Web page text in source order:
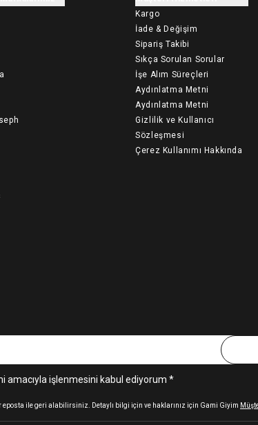
Kargo
İade & Değişim
Sipariş Takibi
Sıkça Sorulan Sorular
İşe Alım Süreçleri
Aydınlatma Metni
Aydınlatma Metni
Gizlilik ve Kullanıcı
Sözleşmesi
Çerez Kullanımı Hakkında
amacıyla işlenmesini kabul ediyorum *
ile geri alabilirsiniz. Detaylı bilgi için ve haklarınız için Gami Giyim